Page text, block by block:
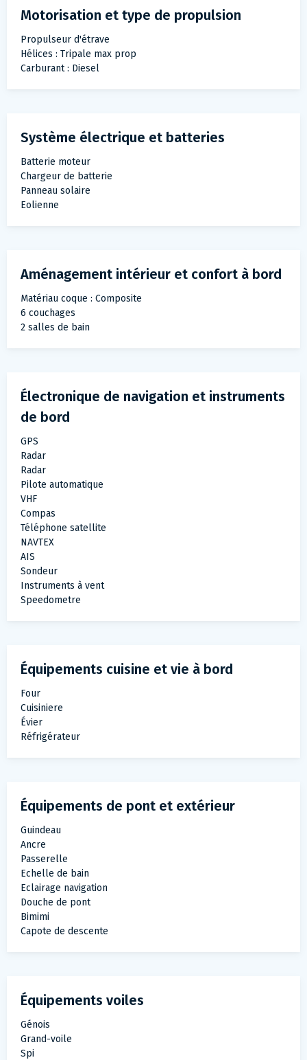
Motorisation et type de propulsion
Propulseur d'étrave
Hélices : Tripale max prop
Carburant : Diesel
Système électrique et batteries
Batterie moteur
Chargeur de batterie
Panneau solaire
Eolienne
Aménagement intérieur et confort à bord
Matériau coque : Composite
6 couchages
2 salles de bain
Électronique de navigation et instruments
de bord
GPS
Radar
Radar
Pilote automatique
VHF
Compas
Téléphone satellite
NAVTEX
AIS
Sondeur
Instruments à vent
Speedometre
Équipements cuisine et vie à bord
Four
Cuisiniere
Évier
Réfrigérateur
Équipements de pont et extérieur
Guindeau
Ancre
Passerelle
Echelle de bain
Eclairage navigation
Douche de pont
Bimimi
Capote de descente
Équipements voiles
Génois
Grand-voile
Spi